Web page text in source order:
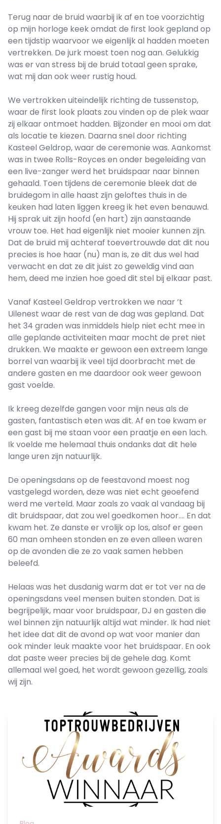
Terug naar de bruid waarbij ik af en toe voorzichtig
op mijn horloge keek omdat de first look gepland op
een tijdstip waarvoor we eigenlijk al hadden moeten
vertrekken. De jurk moest toen nog aan. Gelukkig
was er van stress bij de bruid totaal geen sprake,
wat mij dan ook weer rustig houd.
We vertrokken uiteindelijk richting de tussenstop,
waar de first look plaats zou vinden op de plek waar
zij elkaar ontmoet hadden. Bijzonder en mooi om dat
als locatie te kiezen. Daarna snel door richting
Kasteel Geldrop, waar de ceremonie was. Aankomst
was in twee Rolls-Royces en onder begeleiding van
een live-zanger werd het bruidspaar naar binnen
gehaald. Toen tijdens de ceremonie bleek dat de
bruidegom in alle haast zijn geloftes thuis in de
keuken had laten liggen kreeg ik het even benauwd.
Hij sprak uit zijn hoofd (en hart) zijn aanstaande
vrouw toe. Het had eigenlijk niet mooier kunnen zijn.
Dat de bruid mij achteraf toevertrouwde dat dit nou
precies is hoe haar (nu) man is, ze dit dus wel had
verwacht en dat ze dit juist zo geweldig vind aan
hem, deed me inzien hoe goed dit stel bij elkaar past.
Vanaf Kasteel Geldrop vertrokken we naar ’t
Uilenest waar de rest van de dag was gepland. Dat
het 34 graden was inmiddels hielp niet echt mee in
alle geplande activiteiten maar mocht de pret niet
drukken. We maakte er gewoon een extreem lange
borrel van waarbij ik veel tijd doorbracht met de
andere gasten en me daardoor ook weer gewoon
gast voelde.
Ik kreeg dezelfde gangen voor mijn neus als de
gasten, fantastisch eten was dit. Af en toe kwam er
een gast bij me staan voor een praatje en een lach.
Ik voelde me helemaal thuis ondanks dat dit hele
lange uren zijn natuurlijk.
De openingsdans op de feestavond moest nog
vastgelegd worden, deze was niet echt geoefend
werd me verteld. Maar zoals zo vaak al vandaag bij
dit bruidspaar, dat zou wel goedkomen hoor…. En dat
kwam het. Ze danste er vrolijk op los, alsof er geen
60 man omheen stonden en ze even alleen waren
op de avonden die ze zo vaak samen hebben
beleefd.
Helaas was het dusdanig warm dat er tot ver na de
openingsdans veel mensen buiten stonden. Dat is
begrijpelijk, maar voor bruidspaar, DJ en gasten die
wel binnen zijn natuurlijk altijd wat minder. Ik had niet
het idee dat dit de avond op wat voor manier dan
ook minder leuk maakte voor het bruidspaar. En ook
dat paste weer precies bij de gehele dag. Komt
allemaal wel goed, het wordt gewoon gezellig, zoals
wij zijn.